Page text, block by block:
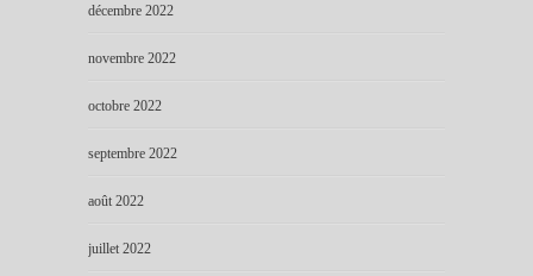
décembre 2022
novembre 2022
octobre 2022
septembre 2022
août 2022
juillet 2022